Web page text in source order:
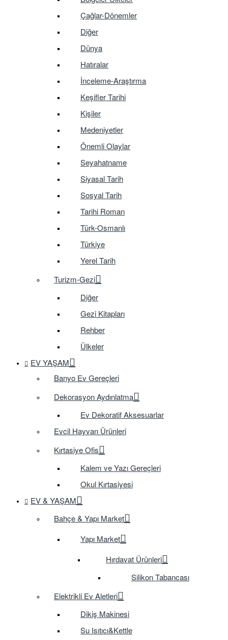
Çağlar-Dönemler
Diğer
Dünya
Hatıralar
İnceleme-Araştırma
Keşifler Tarihi
Kişiler
Medeniyetler
Önemli Olaylar
Seyahatname
Siyasal Tarih
Sosyal Tarih
Tarihi Roman
Türk-Osmanlı
Türkiye
Yerel Tarih
Turizm-Gezi
Diğer
Gezi Kitapları
Rehber
Ülkeler
EV YAŞAM
Banyo Ev Gereçleri
Dekorasyon Aydınlatma
Ev Dekoratif Aksesuarlar
Evcil Hayvan Ürünleri
Kırtasiye Ofis
Kalem ve Yazı Gereçleri
Okul Kırtasiyesi
EV & YAŞAM
Bahçe & Yapı Market
Yapı Market
Hırdavat Ürünleri
Silikon Tabancası
Elektrikli Ev Aletleri
Dikiş Makinesi
Su Isıtıcı&Kettle